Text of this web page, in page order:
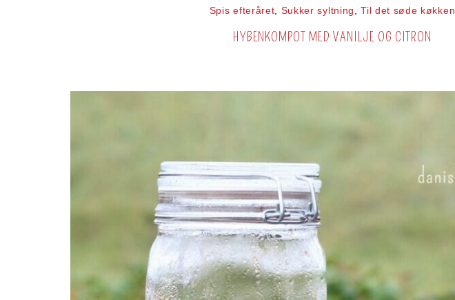
Spis efteråret, Sukker syltning ,Til det søde køkken
HYBENKOMPOT MED VANILJE OG CITRON